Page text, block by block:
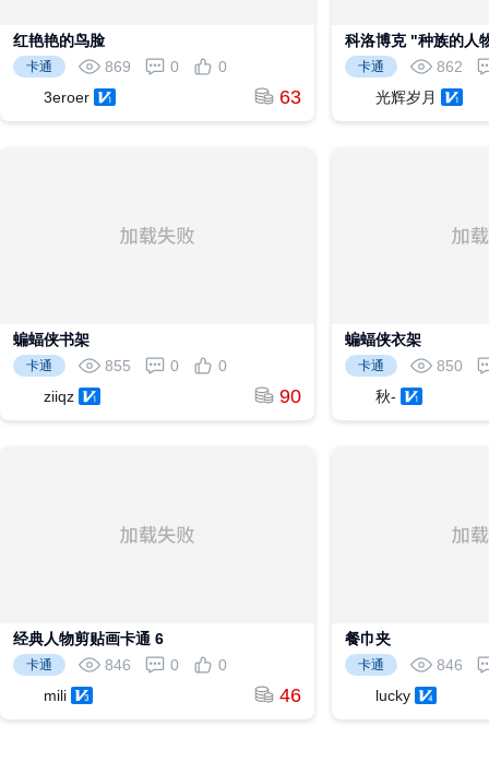
红艳艳的鸟脸
卡通 869 0
0
3eroer
63
科洛博克 "种族的人
卡通
862
光辉岁月
蝙蝠侠书架
卡通 855 0
0
ziiqz
90
蝙蝠侠衣架
卡通
850
秋-
经典人物剪贴画卡通 6
卡通 846 0
0
mili
46
餐巾夹
卡通
846
lucky